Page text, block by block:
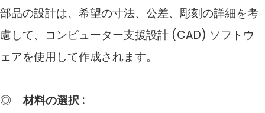
部品の設計は、希望の寸法、公差、彫刻の詳細を考
慮して、コンピューター支援設計 (CAD) ソフトウ
ェアを使用して作成されます。
◎ 材料の選択: